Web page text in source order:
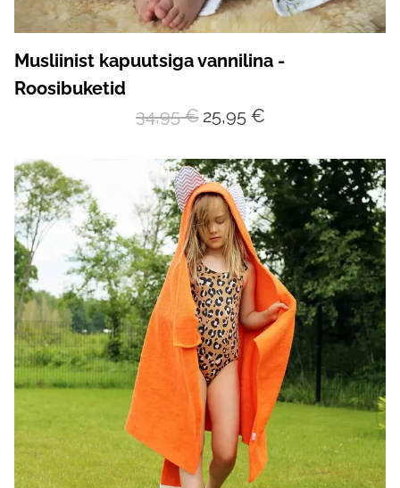
Musliinist kapuutsiga vannilina -
Roosibuketid
34,95 € 25,95 €